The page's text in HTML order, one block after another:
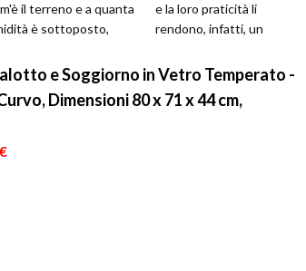
il terreno e a quanta
è sottoposto,
nel...
e la loro praticità li
rendono, infatti, un
perfet...
e Soggiorno in Vetro Temperato -
Dimensioni 80 x 71 x 44 cm,